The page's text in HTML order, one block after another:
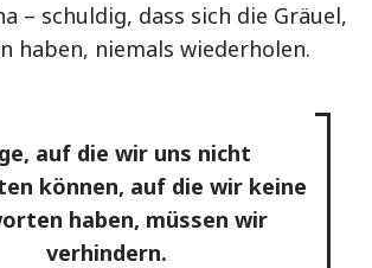
– schuldig, dass sich die Gräuel,
haben, niemals wiederholen.
auf die wir uns nicht
können, auf die wir keine
haben, müssen wir
verhindern.